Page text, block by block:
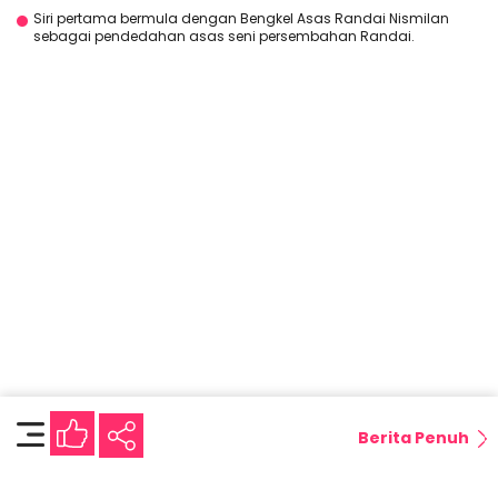
Siri pertama bermula dengan Bengkel Asas Randai Nismilan
sebagai pendedahan asas seni persembahan Randai.
Berita Penuh